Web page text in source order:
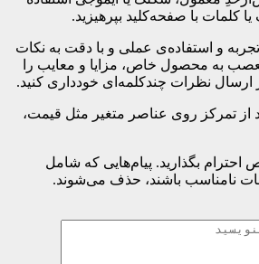
کلمات با صفحه‌کلید بپرهیزید.
و استفاده‌ی عملی و با دقت به نکات
به محصول خاص، مزایا و معایب را
ارسال نظرات چندکلمه‌‌ای خودداری کنید.
از تمرکز روی عناصر متغیر مثل قیمت،
احترام بگذارید. پیام‌هایی که شامل
نامناسب باشند، حذف می‌شوند.